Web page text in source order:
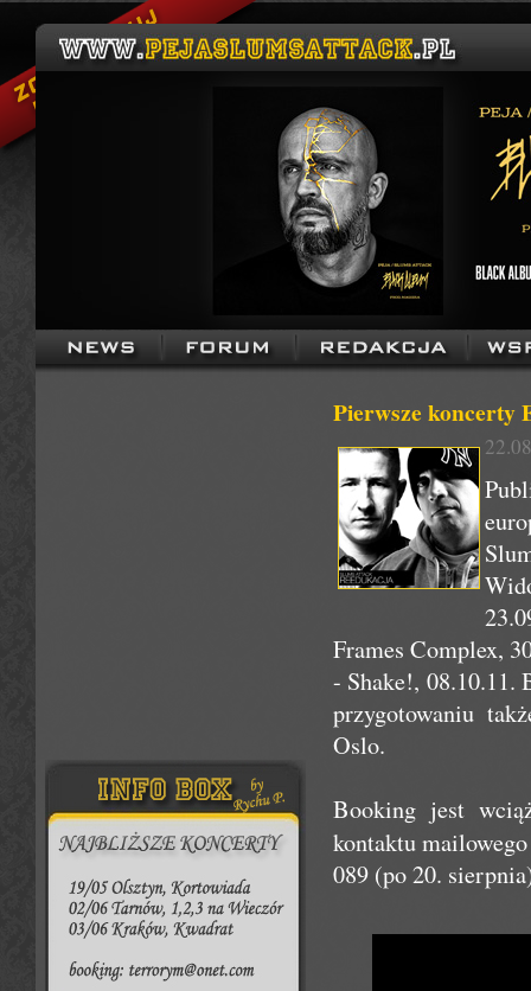
Pierwsze koncerty
Frames Complex,
- Shake!, 08.10.11.
przygotowaniu
Oslo.
Booking jest
kontaktu
089 (po 20.